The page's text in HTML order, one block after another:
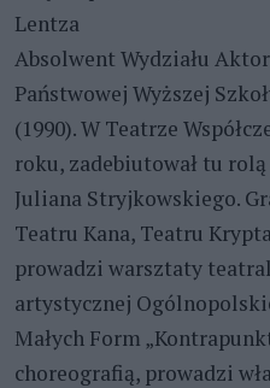
Lentza
Absolwent Wydziału
Państwowej Wyższej
(1990). W Teatrze
roku, zadebiutował tu
Juliana Stryjkowskiego.
Teatru Kana, Teatru
prowadzi warsztaty
artystycznej
Małych Form
choreografią, prowadzi